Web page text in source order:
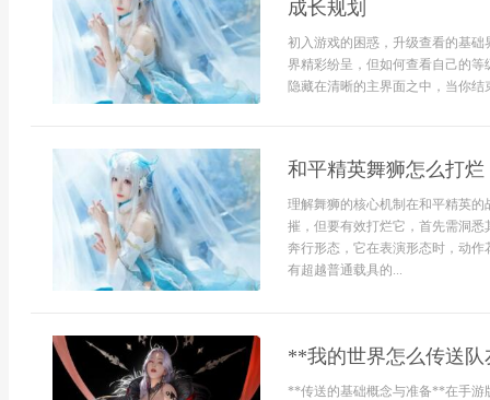
成长规划
初入游戏的困惑，升级查看的基
界精彩纷呈，但如何查看自己的
隐藏在清晰的主界面之中，当你
和平精英舞狮怎么打
理解舞狮的核心机制在和平精英
摧，但要有效打烂它，首先需洞
奔行形态，它在表演形态时，动
有超越普通载具的...
**我的世界怎么传送
**传送的基础概念与准备**在手游